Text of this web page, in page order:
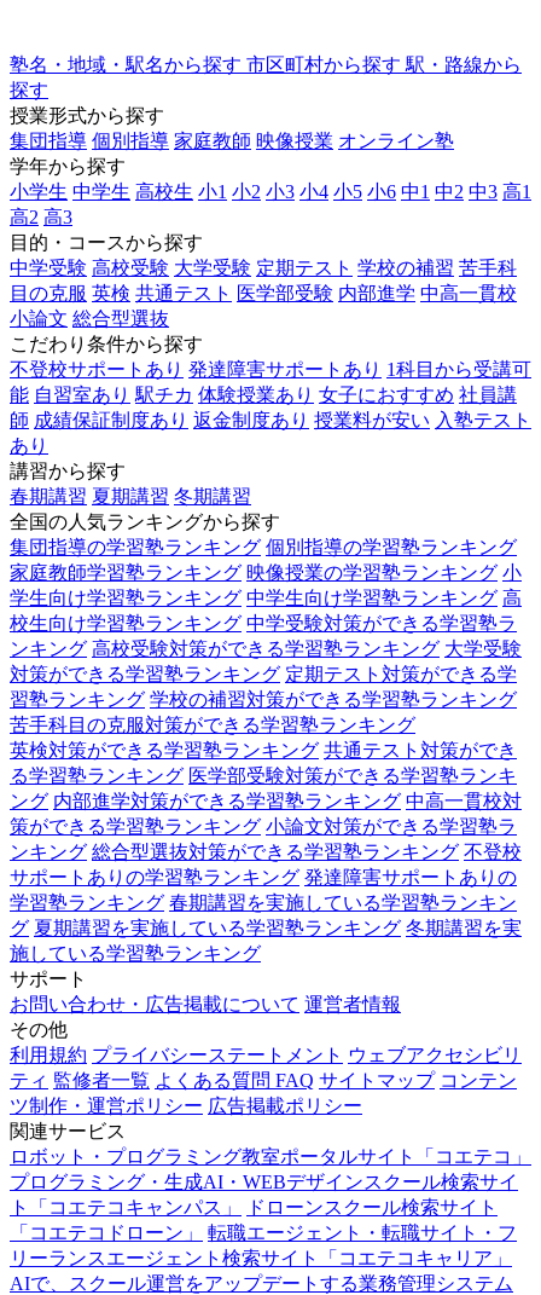
塾名・地域・駅名から探す 市区町村から探す 駅・路線から
探す
授業形式から探す
集団指導 個別指導 家庭教師 映像授業 オンライン塾
学年から探す
小学生 中学生 高校生 小1 小2 小3 小4 小5 小6 中1 中2 中3 高1
高2 高3
目的・コースから探す
中学受験 高校受験 大学受験 定期テスト 学校の補習 苦手科
目の克服 英検 共通テスト 医学部受験 内部進学 中高一貫校
小論文 総合型選抜
こだわり条件から探す
不登校サポートあり 発達障害サポートあり 1科目から受講可
能 自習室あり 駅チカ 体験授業あり 女子におすすめ 社員講
師 成績保証制度あり 返金制度あり 授業料が安い 入塾テスト
あり
講習から探す
春期講習 夏期講習 冬期講習
全国の人気ランキングから探す
集団指導の学習塾ランキング 個別指導の学習塾ランキング
家庭教師学習塾ランキング 映像授業の学習塾ランキング 小
学生向け学習塾ランキング 中学生向け学習塾ランキング 高
校生向け学習塾ランキング 中学受験対策ができる学習塾ラ
ンキング 高校受験対策ができる学習塾ランキング 大学受験
対策ができる学習塾ランキング 定期テスト対策ができる学
習塾ランキング 学校の補習対策ができる学習塾ランキング
苦手科目の克服対策ができる学習塾ランキング
英検対策ができる学習塾ランキング 共通テスト対策ができ
る学習塾ランキング 医学部受験対策ができる学習塾ランキ
ング 内部進学対策ができる学習塾ランキング 中高一貫校対
策ができる学習塾ランキング 小論文対策ができる学習塾ラ
ンキング 総合型選抜対策ができる学習塾ランキング 不登校
サポートありの学習塾ランキング 発達障害サポートありの
学習塾ランキング 春期講習を実施している学習塾ランキン
グ 夏期講習を実施している学習塾ランキング 冬期講習を実
施している学習塾ランキング
サポート
お問い合わせ・広告掲載について 運営者情報
その他
利用規約 プライバシーステートメント ウェブアクセシビリ
ティ 監修者一覧 よくある質問 FAQ サイトマップ コンテン
ツ制作・運営ポリシー 広告掲載ポリシー
関連サービス
ロボット・プログラミング教室ポータルサイト「コエテコ」
プログラミング・生成AI・WEBデザインスクール検索サイ
ト「コエテコキャンパス」
ドローンスクール検索サイト
「コエテコドローン」
転職エージェント・転職サイト・フ
リーランスエージェント検索サイト「コエテコキャリア」
AIで、スクール運営をアップデートする業務管理システム